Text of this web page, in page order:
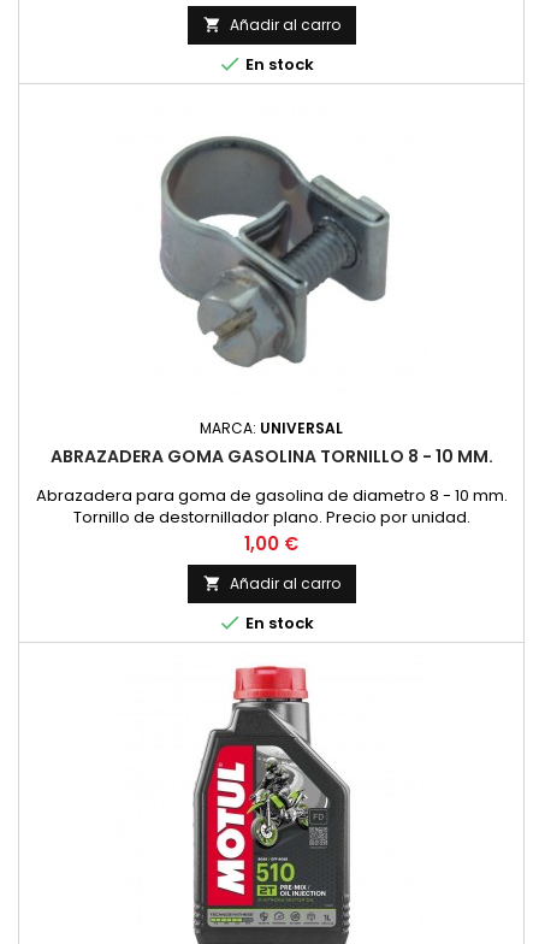
 Añadir al carro
 En stock
MARCA: UNIVERSAL
ABRAZADERA GOMA GASOLINA TORNILLO 8 - 10 MM.
Abrazadera para goma de gasolina de diametro 8 - 10 mm.
Tornillo de destornillador plano. Precio por unidad.
Precio
1,00 €
 Añadir al carro
 En stock